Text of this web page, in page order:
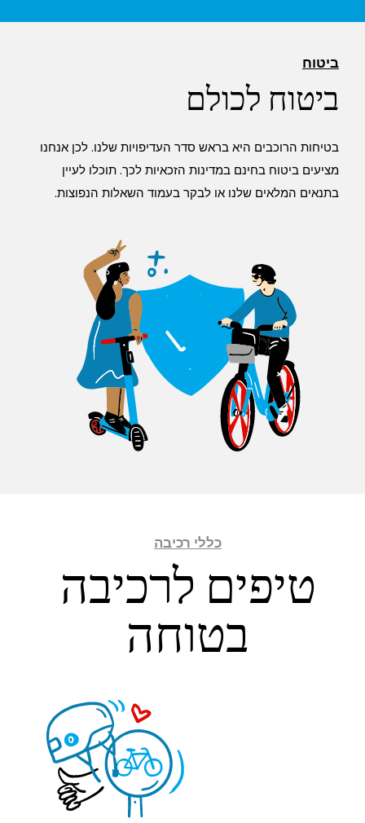
ביטוח
ביטוח לכולם
בטיחות הרוכבים היא בראש סדר העדיפויות שלנו. לכן אנחנו
מציעים ביטוח בחינם במדינות הזכאיות לכך. תוכלו לעיין
בתנאים המלאים שלנו או לבקר בעמוד השאלות הנפוצות.
כללי רכיבה
טיפים לרכיבה
בטוחה